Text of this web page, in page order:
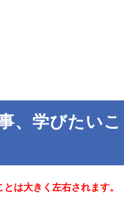
、学びたいこ
は大きく左右されます。